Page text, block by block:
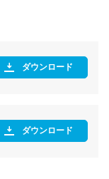
ダウンロード
ダウンロード